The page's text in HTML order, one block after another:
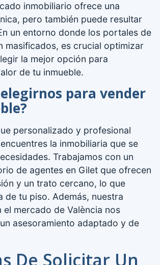
inmobiliario ofrece una
pero también puede resultar
un entorno donde los portales de
masificados, es crucial optimizar
la mejor opción para
de tu inmueble.
para vender
personalizado y profesional
la inmobiliaria que se
Trabajamos con un
de agentes en Gilet que ofrecen
y un trato cercano, lo que
de tu piso. Además, nuestra
el mercado de València nos
asesoramiento adaptado y de
De Solicitar Un